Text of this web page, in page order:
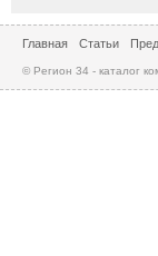
Главная Статьи
© Регион 34 - каталог